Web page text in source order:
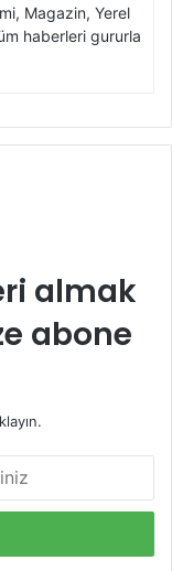
Magazin, Yerel
haberleri gururla
almak
abone